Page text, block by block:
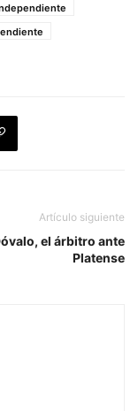
Artículo siguiente
el árbitro ante
Platense